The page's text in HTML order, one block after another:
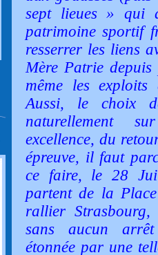
sept lieues » qui
patrimoine sportif
resserrer les liens
Mère Patrie
même les
Aussi, le choix
naturellement
excellence, du
épreuve, il faut
ce faire, le 28
partent de la
rallier
sans aucun
étonnée par une